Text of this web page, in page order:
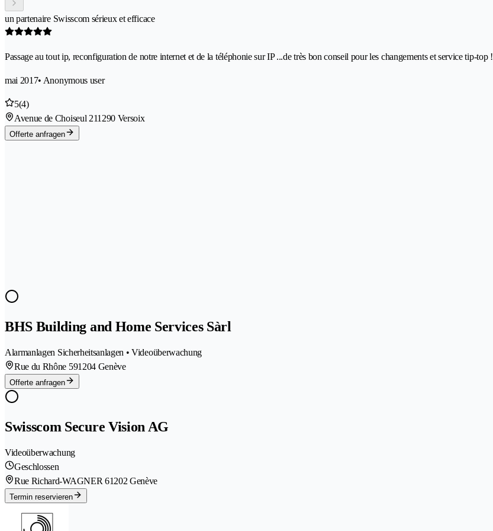
un partenaire Swisscom sérieux et efficace
Passage au tout ip, reconfiguration de notre internet et de la téléphonie sur IP ...de très bon conseil pour les changements et service tip-top !
mai 2017• Anonymous user
5(4)
Avenue de Choiseul 211290 Versoix
Offerte anfragen
BHS Building and Home Services Sàrl
Alarmanlagen Sicherheitsanlagen • Videoüberwachung
Rue du Rhône 591204 Genève
Offerte anfragen
Swisscom Secure Vision AG
Videoüberwachung
Geschlossen
Rue Richard-WAGNER 61202 Genève
Termin reservieren